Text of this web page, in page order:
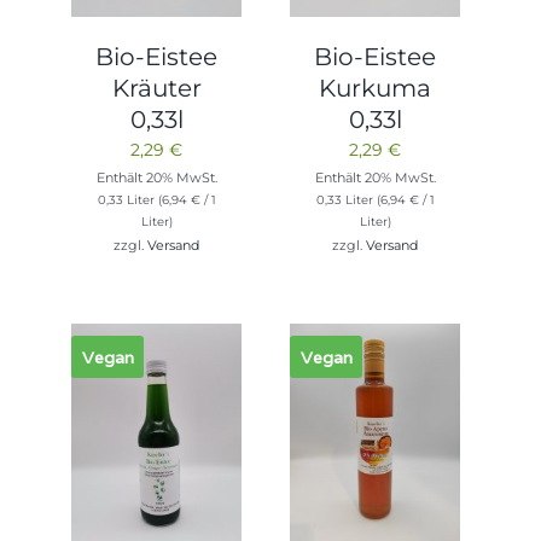
Bio-Eistee
Kräuter
0,33l
2,29€
Enthält 20% MwSt.
0,33 Liter (6,94 €/ 1
Liter)
zzgl.Versand
Bio-Eistee
Kurkuma
0,33l
2,29€
Enthält 20% MwSt.
0,33 Liter (6,94 €/ 1
Liter)
zzgl.Versand
Vegan Vegan